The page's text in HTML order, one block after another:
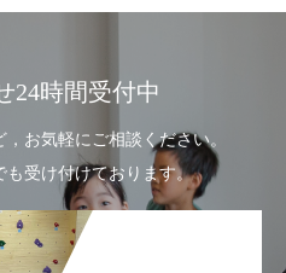
24時間受付中
お気軽にご相談ください。
も受け付けております。